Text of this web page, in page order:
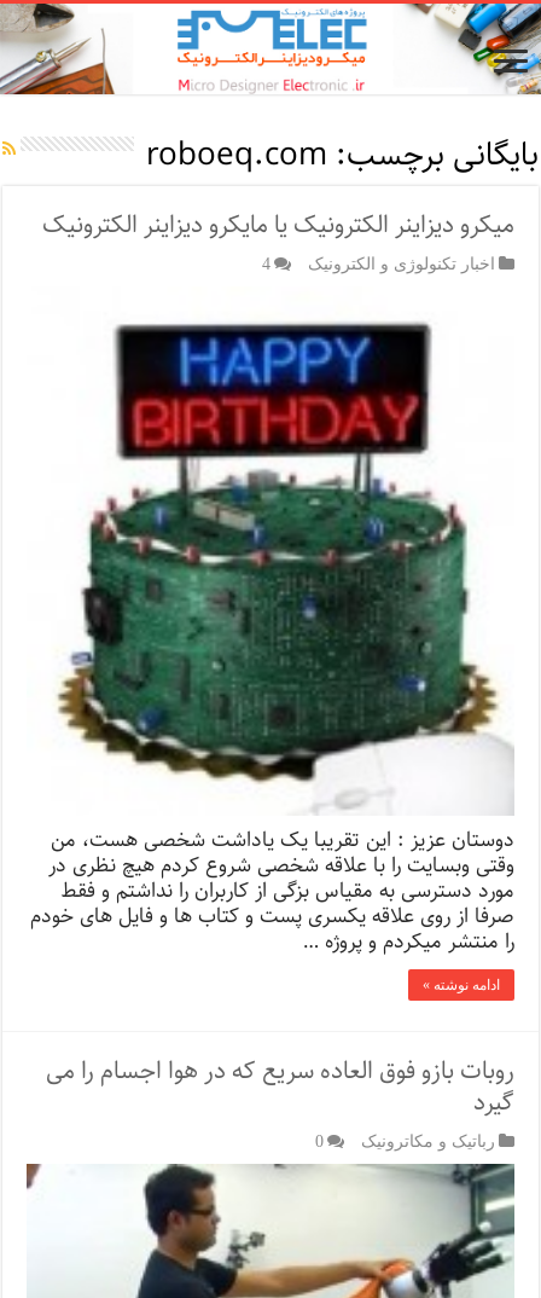
بایگانی برچسب: roboeq.com
میکرو دیزاینر الکترونیک یا مایکرو دیزاینر الکترونیک
اخبار تکنولوژی و الکترونیک 4
دوستان عزیز : این تقریبا یک یاداشت شخصی هست، من
وقتی وبسایت را با علاقه شخصی شروع کردم هیچ نظری در
مورد دسترسی به مقیاس بزگی از کاربران را نداشتم و فقط
صرفا از روی علاقه یکسری پست و کتاب ها و فایل های خودم
را منتشر میکردم و پروژه …
ادامه نوشته »
روبات بازو فوق العاده سریع که در هوا اجسام را می
گیرد
رباتیک و مکاترونیک 0